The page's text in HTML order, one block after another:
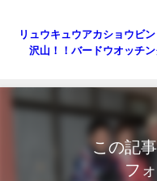
リュウキュウアカショウビ
沢山！！バードウオッチン
この記
フ